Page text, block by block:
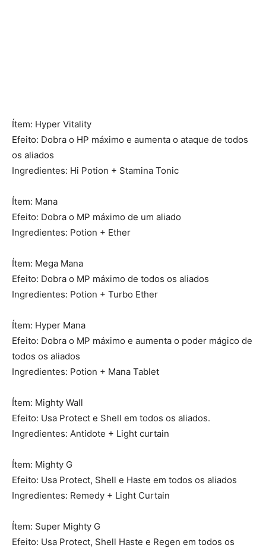
Ítem: Hyper Vitality
Efeito: Dobra o HP máximo e aumenta o ataque de todos
os aliados
Ingredientes: Hi Potion + Stamina Tonic
Ítem: Mana
Efeito: Dobra o MP máximo de um aliado
Ingredientes: Potion + Ether
Ítem: Mega Mana
Efeito: Dobra o MP máximo de todos os aliados
Ingredientes: Potion + Turbo Ether
Ítem: Hyper Mana
Efeito: Dobra o MP máximo e aumenta o poder mágico de
todos os aliados
Ingredientes: Potion + Mana Tablet
Ítem: Mighty Wall
Efeito: Usa Protect e Shell em todos os aliados.
Ingredientes: Antidote + Light curtain
Ítem: Mighty G
Efeito: Usa Protect, Shell e Haste em todos os aliados
Ingredientes: Remedy + Light Curtain
Ítem: Super Mighty G
Efeito: Usa Protect, Shell Haste e Regen em todos os